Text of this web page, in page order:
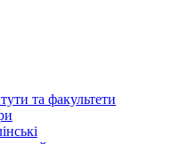
та факультети